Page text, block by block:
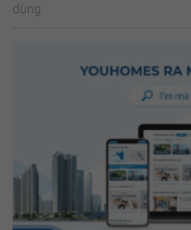
dùng.